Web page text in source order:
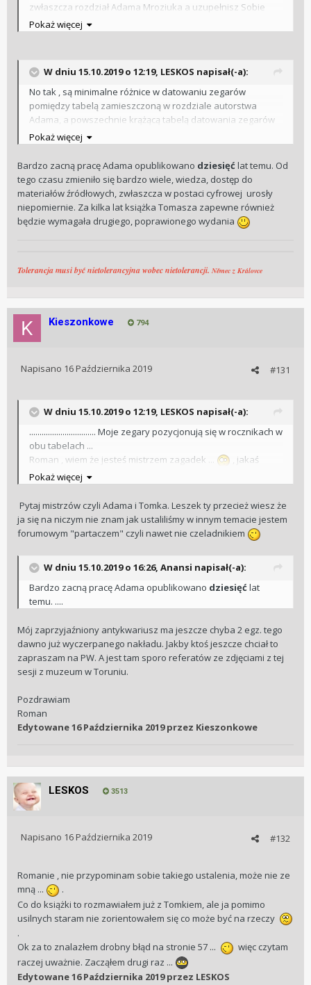
zwłaszcza rozdział Adama Mroziuka a uzupełnisz Sobie
kompendium wiedzy o GB
Pokaż więcej
W dniu 15.10.2019 o 12:19, LESKOS napisał(-a):
No tak , są minimalne różnice w datowaniu zegarów
pomiędzy tabelą zamieszczoną w rozdziale autorstwa
Adama, a powszechnie krążącą tabelą datowania zegarów
G.B. (na tym forum też). Różnica dotyczy w zasadzie
numerów rozpoczynających poszczególne roczniki . Moje
zegary pozycjonują się w rocznikach w obu tabelach ...
Roman , wiem że jesteś mistrzem zagadek ...
, jakaś
podpowiedź ... co na rzeczy?
Pokaż więcej
Bardzo zacną pracę Adama opublikowano dziesięć lat temu. Od
tego czasu zmieniło się bardzo wiele, wiedza, dostęp do
materiałów źródłowych, zwłaszcza w postaci cyfrowej urosły
niepomiernie. Za kilka lat książka Tomasza zapewne również
będzie wymagała drugiego, poprawionego wydania
Tolerancja musi być nietolerancyjna wobec nietolerancji. Němec z Královce
Kieszonkowe 794
#131
Napisano 16 Października 2019
W dniu 15.10.2019 o 12:19, LESKOS napisał(-a):
................................ Moje zegary pozycjonują się w rocznikach w
obu tabelach ...
Roman , wiem że jesteś mistrzem zagadek ...
, jakaś
podpowiedź ... co na rzeczy?
Pokaż więcej
Pytaj mistrzów czyli Adama i Tomka. Leszek ty przecież wiesz że
ja się na niczym nie znam jak ustaliliśmy w innym temacie jestem
forumowym "partaczem" czyli nawet nie czeladnikiem
W dniu 15.10.2019 o 16:26, Anansi napisał(-a):
Bardzo zacną pracę Adama opublikowano dziesięć lat
temu. ....
Mój zaprzyjaźniony antykwariusz ma jeszcze chyba 2 egz. tego
dawno już wyczerpanego nakładu. Jakby ktoś jeszcze chciał to
zapraszam na PW. A jest tam sporo referatów ze zdjęciami z tej
sesji z muzeum w Toruniu.
Pozdrawiam
Roman
Edytowane16 Października 2019przez Kieszonkowe
LESKOS 3513
#132
Napisano 16 Października 2019
Romanie , nie przypominam sobie takiego ustalenia, może nie ze
mną ...
.
Co do książki to rozmawiałem już z Tomkiem, ale ja pomimo
usilnych staram nie zorientowałem się co może być na rzeczy
.
Ok za to znalazłem drobny błąd na stronie 57 ...
więc czytam
raczej uważnie. Zacząłem drugi raz ...
Edytowane16 Października 2019przez LESKOS